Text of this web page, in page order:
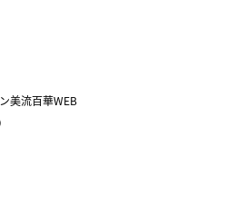
ホワイトデー
美流百華WEB